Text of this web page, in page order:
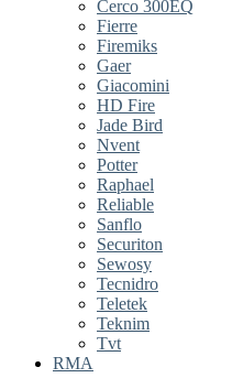
Cerco 300EQ
Fierre
Firemiks
Gaer
Giacomini
HD Fire
Jade Bird
Nvent
Potter
Raphael
Reliable
Sanflo
Securiton
Sewosy
Tecnidro
Teletek
Teknim
Tvt
RMA